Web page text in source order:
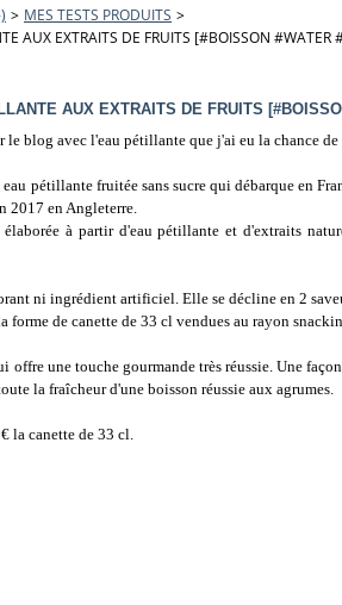
> MES TESTS PRODUITS >
AUX EXTRAITS DE FRUITS [#BOISSON #WATER
AUX EXTRAITS DE FRUITS
blog avec l'eau pétillante que j'ai eu la chance de
pétillante fruitée sans sucre qui débarque en
2017 en Angleterre.
élaborée à partir d'eau pétillante et d'extraits
ni ingrédient artificiel. Elle se décline en 2
forme de canette de 33 cl vendues au rayon
offre une touche gourmande très réussie. Une
la fraîcheur d'une boisson réussie aux agrumes.
la canette de 33 cl.